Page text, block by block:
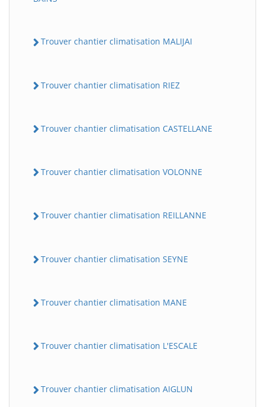
Trouver chantier climatisation MALIJAI
Trouver chantier climatisation RIEZ
Trouver chantier climatisation CASTELLANE
Trouver chantier climatisation VOLONNE
Trouver chantier climatisation REILLANNE
Trouver chantier climatisation SEYNE
Trouver chantier climatisation MANE
Trouver chantier climatisation L'ESCALE
Trouver chantier climatisation AIGLUN